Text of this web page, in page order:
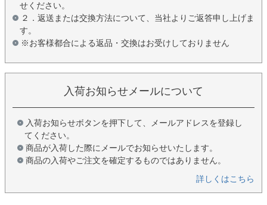
せください。
２．返送または交換方法について、当社よりご返答申し上げま
す。
※お客様都合による返品・交換はお受けしておりません
入荷お知らせメールについて
入荷お知らせボタンを押下して、メールアドレスを登録し
てください。
商品が入荷した際にメールでお知らせいたします。
商品の入荷やご注文を確定するものではありません。
詳しくはこちら